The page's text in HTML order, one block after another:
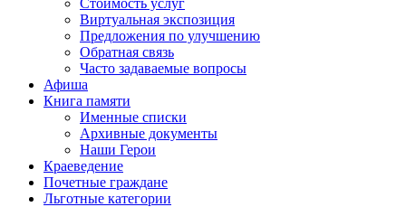
Стоимость услуг
Виртуальная экспозиция
Предложения по улучшению
Обратная связь
Часто задаваемые вопросы
Афиша
Книга памяти
Именные списки
Архивные документы
Наши Герои
Краеведение
Почетные граждане
Льготные категории